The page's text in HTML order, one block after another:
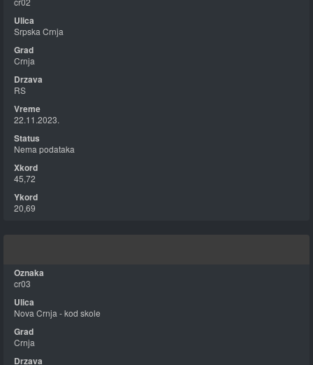
Srpska Crnja
Crnja
RS
22.11.2023.
Nema podataka
45,72
20,69
cr03
Nova Crnja - kod skole
Crnja